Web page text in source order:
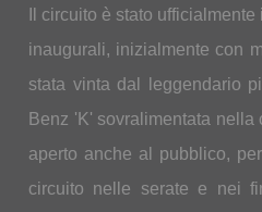
Il circuito è stato
inaugurali, inizialmente con
stata vinta dal leggendario
Benz 'K' sovralimentata
aperto anche al pubblico,
circuito nelle serate e nei